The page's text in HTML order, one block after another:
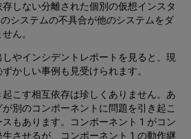
しない分離された個別の仮想インスタ
システムの不具合が他のシステムをダ
ん。
やインシデントレポートを見ると、現
かしい事例も見受けられます。
こす相互依存は珍しくありません。あ
別のコンポーネントに問題を引き起こ
もあります。コンポーネント 1 がコン
させるが、コンポーネント 1 の動作継